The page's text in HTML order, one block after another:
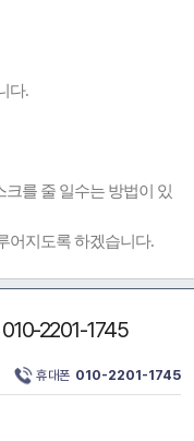
다.
를 줄 일수는 방법이 있
어지도록 하겠습니다.
010-2201-1745
휴대폰 010-2201-1745